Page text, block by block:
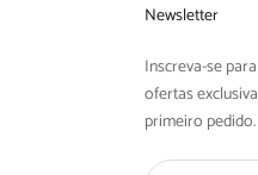
Newsletter
Inscreva-se
ofertas
primeiro pedido.